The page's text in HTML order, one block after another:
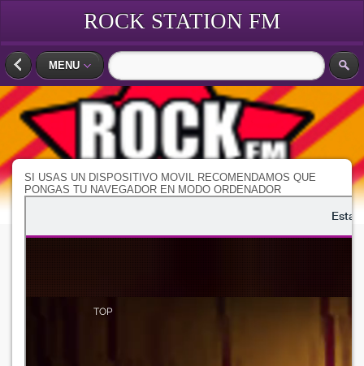
ROCK STATION FM
MENU
SI USAS UN DISPOSITIVO MOVIL RECOMENDAMOS QUE
PONGAS TU NAVEGADOR EN MODO ORDENADOR